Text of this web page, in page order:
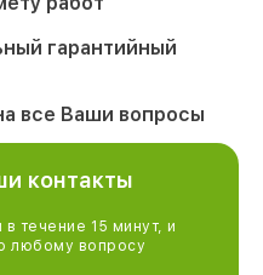
гарантийный
все Ваши вопросы
контакты
течение 15 минут, и
любому вопросу